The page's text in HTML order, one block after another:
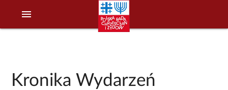
menu
Kronika Wydarzeń